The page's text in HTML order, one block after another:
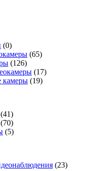
(0)
(65)
(126)
(17)
камеры (19)
(41)
(70)
(5)
(23)